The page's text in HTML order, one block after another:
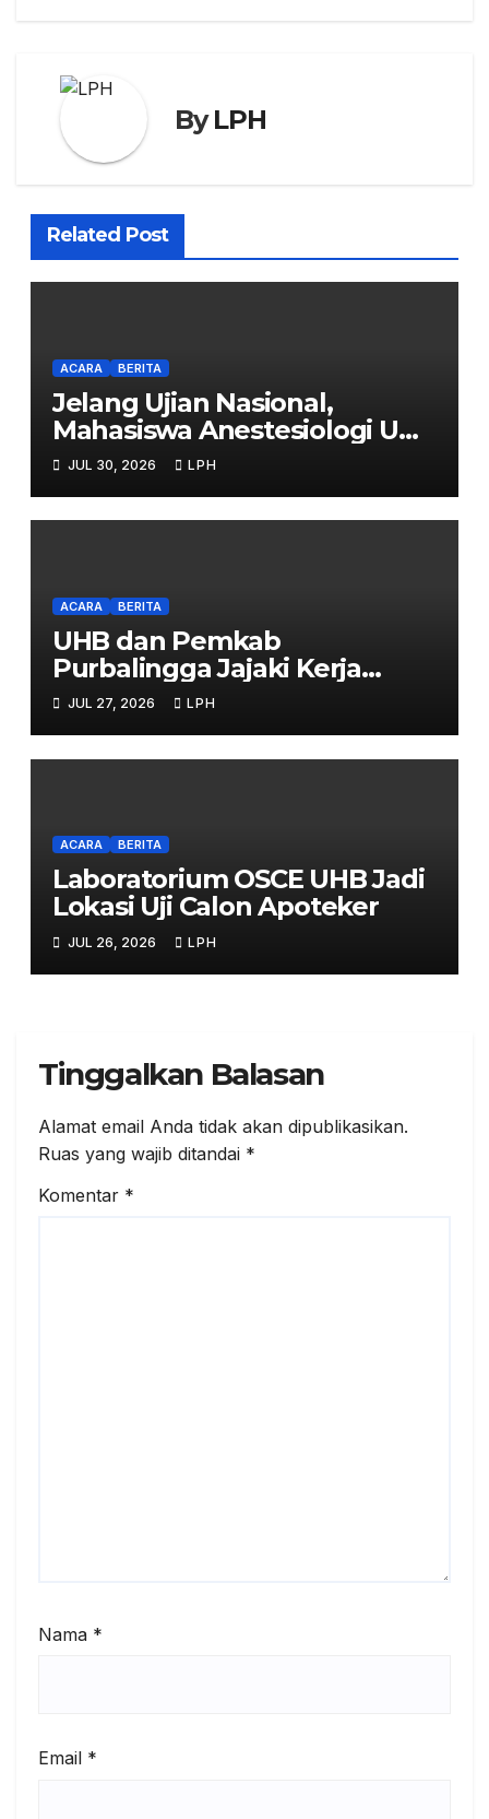
ByLPH
Related Post
ACARA BERITA
Jelang Ujian Nasional,
Mahasiswa Anestesiologi UHB
Jalani Simulasi
JUL 30, 2026 LPH
ACARA BERITA
UHB dan Pemkab
Purbalingga Jajaki Kerja
Sama Strategis
JUL 27, 2026 LPH
ACARA BERITA
Laboratorium OSCE UHB Jadi
Lokasi Uji Calon Apoteker
JUL 26, 2026 LPH
Tinggalkan Balasan
Alamat email Anda tidak akan dipublikasikan.
Ruas yang wajib ditandai *
Komentar *
Nama *
Email *